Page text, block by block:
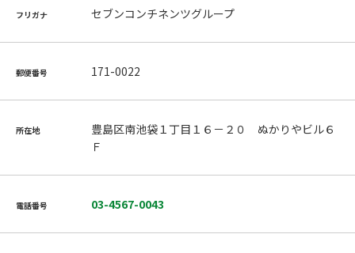
フリガナ セブンコンチネンツグループ
郵便番号 171-0022
所在地
豊島区南池袋１丁目１６－２０ ぬかりやビル６
Ｆ
電話番号 03-4567-0043